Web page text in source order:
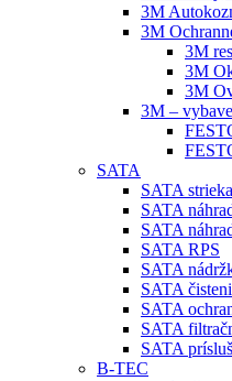
3M
3M
3M
3M
3M
3M –
SATA
SATA
SATA
SATA
SATA RPS
SATA
SATA
SATA
SATA
SATA
B-TEC